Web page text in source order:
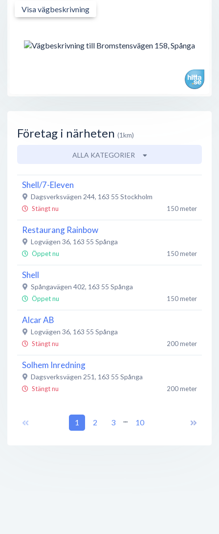
Visa vägbeskrivning
Företag i närheten (1km)
ALLA KATEGORIER
Shell/7-Eleven
Dagsverksvägen 244, 163 55 Stockholm
Stängt nu 150 meter
Restaurang Rainbow
Logvägen 36, 163 55 Spånga
Öppet nu 150 meter
Shell
Spångavägen 402, 163 55 Spånga
Öppet nu 150 meter
Alcar AB
Logvägen 36, 163 55 Spånga
Stängt nu 200 meter
Solhem Inredning
Dagsverksvägen 251, 163 55 Spånga
Stängt nu 200 meter
200 meter
1 2 3 ... 10